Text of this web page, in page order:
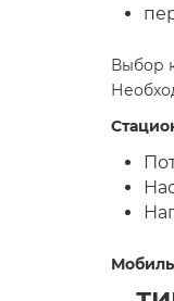
Выбор